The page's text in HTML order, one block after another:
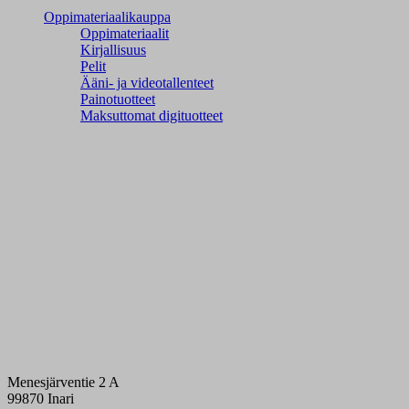
Oppimateriaalikauppa
Oppimateriaalit
Kirjallisuus
Pelit
Ääni- ja videotallenteet
Painotuotteet
Maksuttomat digituotteet
Menesjärventie 2 A
99870 Inari